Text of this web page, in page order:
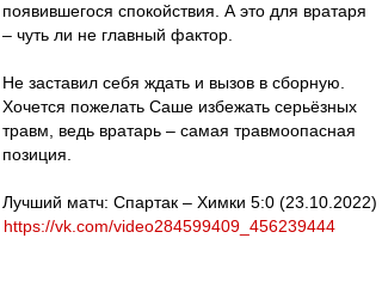
появившегося спокойствия. А это для вратаря
– чуть ли не главный фактор.
Не заставил себя ждать и вызов в сборную.
Хочется пожелать Саше избежать серьёзных
травм, ведь вратарь – самая травмоопасная
позиция.
Лучший матч: Спартак – Химки 5:0 (23.10.2022)
https://vk.com/video284599409_456239444